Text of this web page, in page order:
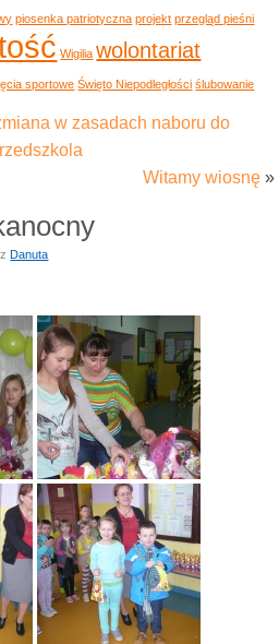
piosenka patriotyczna projekt przegląd pieśni
Wigilia wolontariat
sportowe Święto Niepodległości ślubowanie
w zasadach naboru do
Witamy wiosnę»
Danuta